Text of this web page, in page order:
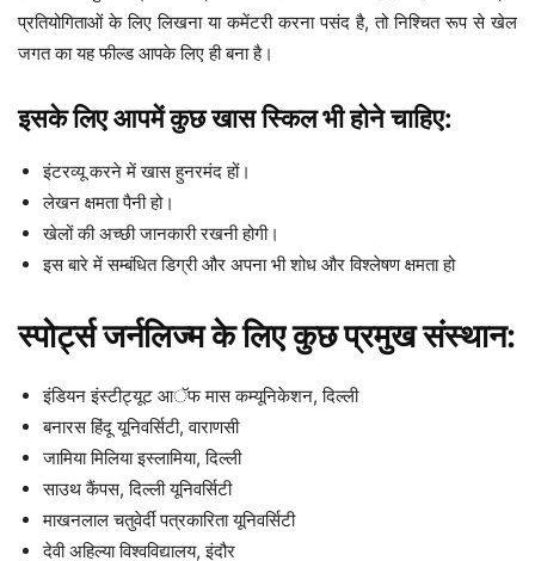
प्रतियोगिताओं के लिए लिखना या कमेंटरी करना पसंद है, तो निश्चित रूप से खेल
जगत का यह फील्ड आपके लिए ही बना है।
इसके लिए आपमें कुछ खास स्किल भी होने चाहिए:
इंटरव्यू करने में खास हुनरमंद हों।
लेखन क्षमता पैनी हो।
खेलों की अच्छी जानकारी रखनी होगी।
इस बारे में सम्बंधित डिग्री और अपना भी शोध और विश्लेषण क्षमता हो
स्पोर्ट्स जर्नलिज्म के लिए कुछ प्रमुख संस्थान:
इंडियन इंस्टीट्यूट आॅफ मास कम्यूनिकेशन, दिल्ली
बनारस हिंदू यूनिवर्सिटी, वाराणसी
जामिया मिलिया इस्लामिया, दिल्ली
साउथ कैंपस, दिल्ली यूनिवर्सिटी
माखनलाल चतुवेर्दी पत्रकारिता यूनिवर्सिटी
देवी अहिल्या विश्वविद्यालय, इंदौर